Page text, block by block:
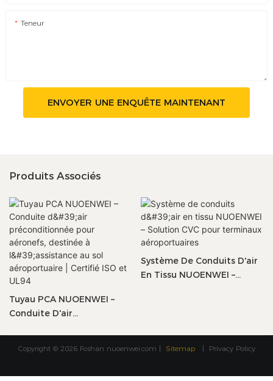
Teneur
ENVOYER UNE ENQUÊTE MAINTENANT
Produits Associés
Tuyau PCA NUOENWEI –
Conduite D'air
L'assistance Au Sol
Système De Conduits D'air
En Tissu NUOENWEI –
Copyright © 2026 Foshan nuoenwei.com | Sitemap | Privacy Policy